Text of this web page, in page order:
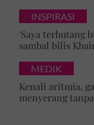
INSPIRASI
'Saya terhutang
sambal bilis
MEDIK
Kenali aritmia,
menyerang